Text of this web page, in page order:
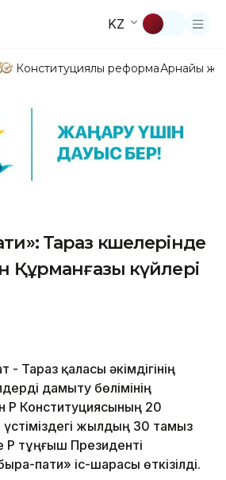
KZ
Конституциялық реформаАрнайы
Тараз көшелерінде
Құрманғазы күйлері
- Тараз қаласы әкімдігінің
дамыту бөлімінің
Конституциясының 20
жылдың 30 тамыз
ҚР тұңғыш Президенті
пати» іс-шарасы өткізілді.